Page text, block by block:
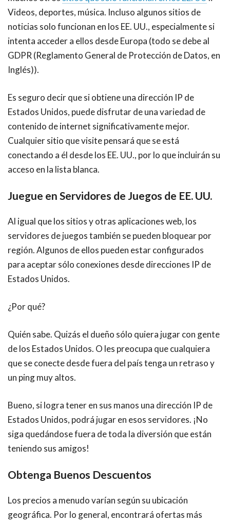
Videos, deportes, música. Incluso algunos sitios de
noticias solo funcionan en los EE. UU., especialmente si
intenta acceder a ellos desde Europa (todo se debe al
GDPR (Reglamento General de Protección de Datos, en
Inglés)).
Es seguro decir que si obtiene una dirección IP de
Estados Unidos, puede disfrutar de una variedad de
contenido de internet significativamente mejor.
Cualquier sitio que visite pensará que se está
conectando a él desde los EE. UU., por lo que incluirán su
acceso en la lista blanca.
Juegue en Servidores de Juegos de EE. UU.
Al igual que los sitios y otras aplicaciones web, los
servidores de juegos también se pueden bloquear por
región. Algunos de ellos pueden estar configurados
para aceptar sólo conexiones desde direcciones IP de
Estados Unidos.
¿Por qué?
Quién sabe. Quizás el dueño sólo quiera jugar con gente
de los Estados Unidos. O les preocupa que cualquiera
que se conecte desde fuera del país tenga un retraso y
un ping muy altos.
Bueno, si logra tener en sus manos una dirección IP de
Estados Unidos, podrá jugar en esos servidores. ¡No
siga quedándose fuera de toda la diversión que están
teniendo sus amigos!
Obtenga Buenos Descuentos
Los precios a menudo varían según su ubicación
geográfica. Por lo general, encontrará ofertas más